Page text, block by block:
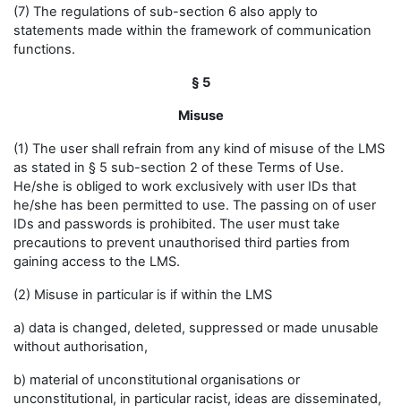
(7) The regulations of sub-section 6 also apply to
statements made within the framework of communication
functions.
§ 5
Misuse
(1) The user shall refrain from any kind of misuse of the LMS
as stated in § 5 sub-section 2 of these Terms of Use.
He/she is obliged to work exclusively with user IDs that
he/she has been permitted to use. The passing on of user
IDs and passwords is prohibited. The user must take
precautions to prevent unauthorised third parties from
gaining access to the LMS.
(2) Misuse in particular is if within the LMS
a) data is changed, deleted, suppressed or made unusable
without authorisation,
b) material of unconstitutional organisations or
unconstitutional, in particular racist, ideas are disseminated,